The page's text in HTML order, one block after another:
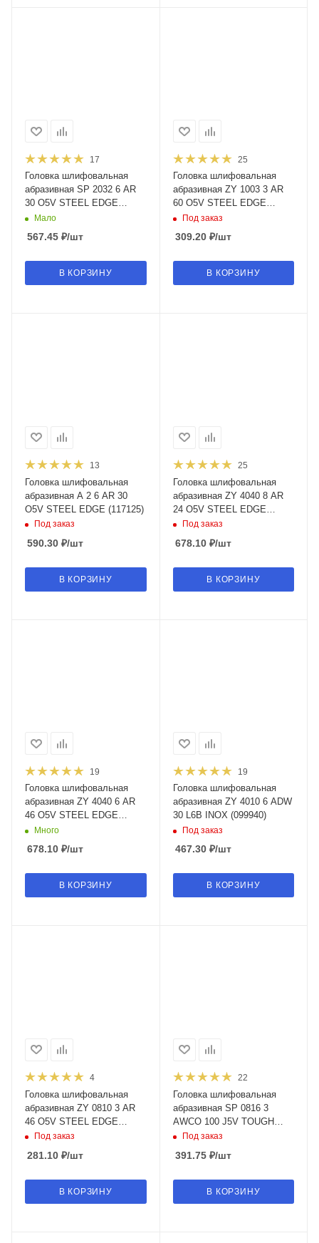
17
Головка шлифовальная
абразивная SP 2032 6 AR
30 O5V STEEL EDGE
(102244)
Мало
567.45 ₽/шт
В КОРЗИНУ
25
Головка шлифовальная
абразивная ZY 1003 3 AR
60 O5V STEEL EDGE
(118429)
Под заказ
309.20₽/шт
В КОРЗИНУ
13
Головка шлифовальная
абразивная A 2 6 AR 30
O5V STEEL EDGE (117125)
Под заказ
590.30 ₽/шт
В КОРЗИНУ
25
Головка шлифовальная
абразивная ZY 4040 8 AR
24 O5V STEEL EDGE
(098271)
Под заказ
678.10₽/шт
В КОРЗИНУ
19
Головка шлифовальная
абразивная ZY 4040 6 AR
46 O5V STEEL EDGE
(097823)
Много
678.10 ₽/шт
В КОРЗИНУ
19
Головка шлифовальная
абразивная ZY 4010 6 ADW
30 L6B INOX (099940)
Под заказ
467.30₽/шт
В КОРЗИНУ
4
Головка шлифовальная
абразивная ZY 0810 3 AR
46 O5V STEEL EDGE
(095355)
Под заказ
281.10 ₽/шт
В КОРЗИНУ
22
Головка шлифовальная
абразивная SP 0816 3
AWCO 100 J5V TOUGH
(802700)
Под заказ
391.75₽/шт
В КОРЗИНУ